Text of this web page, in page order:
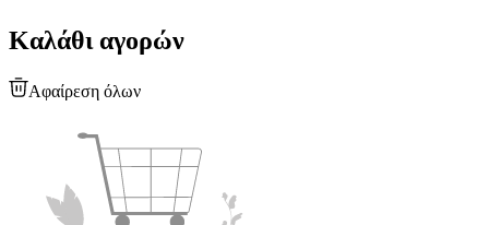
Καλάθι αγορών
Αφαίρεση όλων